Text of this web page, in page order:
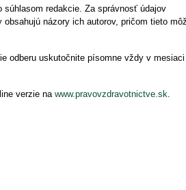
redakcie. Za správnosť údajov
názory ich autorov, pričom tieto
odberu uskutočnite písomne vždy v mesiaci
verzie na www.pravovzdravotnictve.sk.